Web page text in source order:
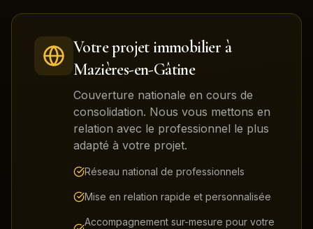
Votre projet immobilier à
Mazières-en-Gâtine
Couverture nationale en cours de
consolidation. Nous vous mettons en
relation avec le professionnel le plus
adapté à votre projet.
Réseau national de professionnels
Mise en relation rapide et personnalisée
Accompagnement sur-mesure pour votre